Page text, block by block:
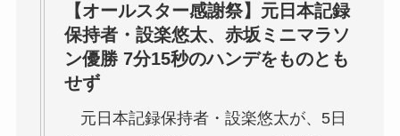
【オールスター感謝祭】元日本記録
保持者・設楽悠太、赤坂ミニマラソ
ン優勝 7分15秒のハンデをものとも
せず
元日本記録保持者・設楽悠太が、5日